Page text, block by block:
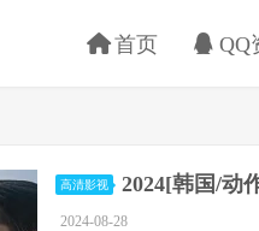
首页 QQ
高清影视 2024[韩国/动
2024-08-28